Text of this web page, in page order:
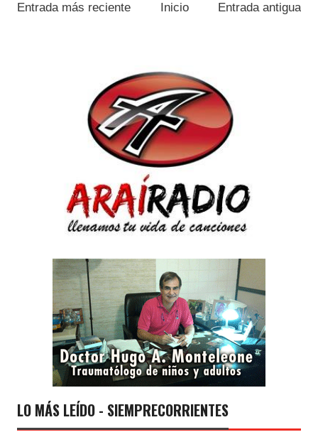
Entrada más reciente Entrada antigua
Inicio
LO MÁS LEÍDO - SIEMPRECORRIENTES